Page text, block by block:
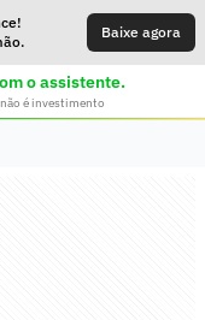
Baixe agora
o assistente.
é investimento